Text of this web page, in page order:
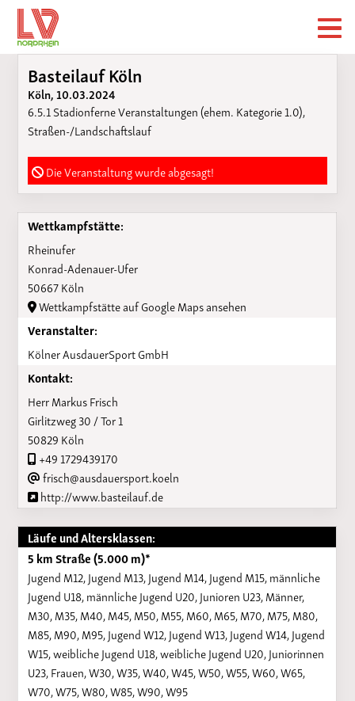
Basteilauf Köln
Köln, 10.03.2024
6.5.1 Stadionferne Veranstaltungen (ehem. Kategorie 1.0),
Straßen-/Landschaftslauf
Die Veranstaltung wurde abgesagt!
Wettkampfstätte:
Rheinufer
Konrad-Adenauer-Ufer
50667 Köln
Wettkampfstätte auf Google Maps ansehen
Veranstalter:
Kölner AusdauerSport GmbH
Kontakt:
Herr Markus Frisch
Girlitzweg 30 / Tor 1
50829 Köln
+49 1729439170
frisch@ausdauersport.koeln
http://www.basteilauf.de
Läufe und Altersklassen:
5 km Straße (5.000 m)*
Jugend M12, Jugend M13, Jugend M14, Jugend M15, männliche
Jugend U18, männliche Jugend U20, Junioren U23, Männer,
M30, M35, M40, M45, M50, M55, M60, M65, M70, M75, M80,
M85, M90, M95, Jugend W12, Jugend W13, Jugend W14, Jugend
W15, weibliche Jugend U18, weibliche Jugend U20, Juniorinnen
U23, Frauen, W30, W35, W40, W45, W50, W55, W60, W65,
W70, W75, W80, W85, W90, W95